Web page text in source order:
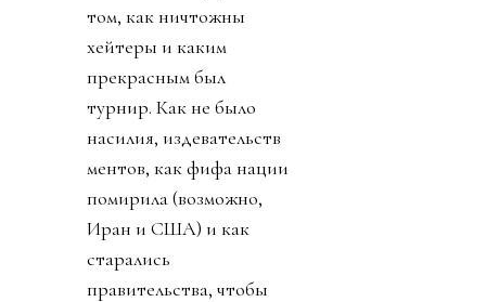
том, как ничтожны
хейтеры и каким
прекрасным был
турнир. Как не было
насилия, издевательств
ментов, как фифа нации
помирила (возможно,
Иран и США) и как
старались
правительства, чтобы